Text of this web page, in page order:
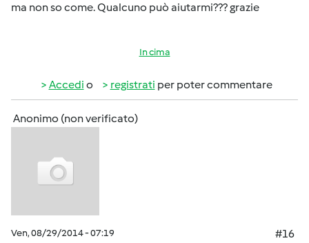
ma non so come. Qualcuno può aiutarmi??? grazie
In cima
Accedi o registrati per poter commentare
Anonimo (non verificato)
Ven, 08/29/2014 - 07:19
#16